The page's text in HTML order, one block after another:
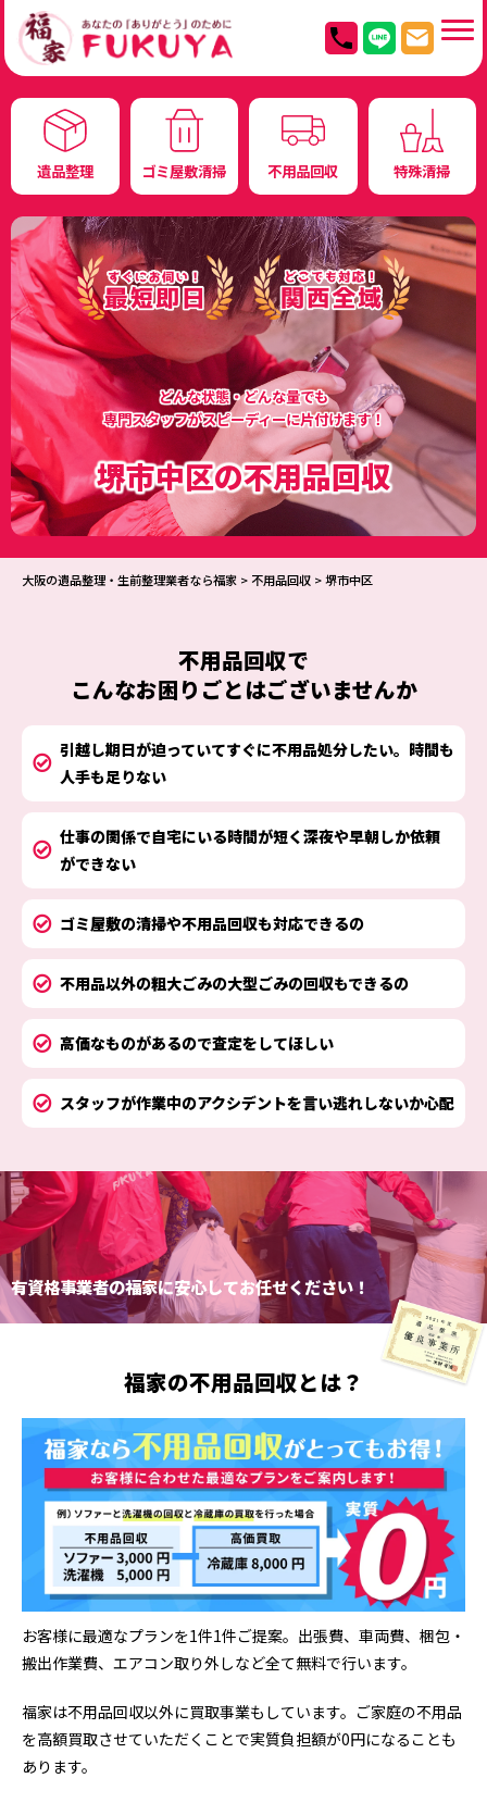
遺品整理 ゴミ屋敷清掃 不用品回収 特殊清掃
どんな状態・どんな量でも
専門スタッフがスピーディーに片付けます！
堺市中区の不用品回収
大阪の遺品整理・生前整理業者なら福家 > 不用品回収 >堺市中区
不用品回収で
こんなお困りごとはございませんか
引越し期日が迫っていてすぐに不用品処分したい。時間も
人手も足りない
仕事の関係で自宅にいる時間が短く深夜や早朝しか依頼
ができない
ゴミ屋敷の清掃や不用品回収も対応できるの
不用品以外の粗大ごみの大型ごみの回収もできるの
高価なものがあるので査定をしてほしい
スタッフが作業中のアクシデントを言い逃れしないか心配
有資格事業者の福家に安心してお任せください！
福家の不用品回収とは？
お客様に最適なプランを1件1件ご提案。出張費、車両費、梱包・
搬出作業費、エアコン取り外しなど全て無料で行います。
福家は不用品回収以外に買取事業もしています。ご家庭の不用品
を高額買取させていただくことで実質負担額が0円になることも
あります。